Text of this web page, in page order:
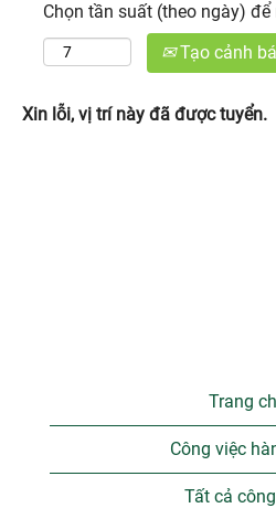
Chọn tần suất (theo ngày)
Tạo cảnh
Xin lỗi, vị trí này đã được tuyển.
Trang
Công việc
Tất cả